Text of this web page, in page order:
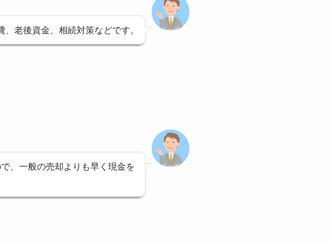
老後資金、相続対策などです。
、一般の売却よりも早く現金を